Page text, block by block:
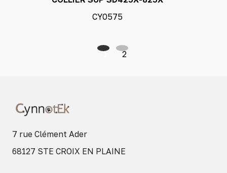
CY0575
1 2
7 rue Clément Ader
68127 STE CROIX EN PLAINE